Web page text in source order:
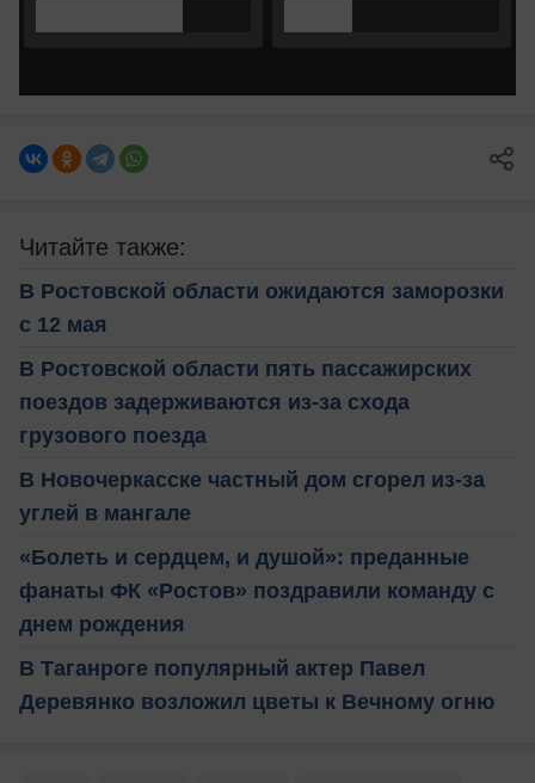
Читайте также:
В Ростовской области ожидаются заморозки
с 12 мая
В Ростовской области пять пассажирских
поездов задерживаются из-за схода
грузового поезда
В Новочеркасске частный дом сгорел из-за
углей в мангале
«Болеть и сердцем, и душой»: преданные
фанаты ФК «Ростов» поздравили команду с
днем рождения
В Таганроге популярный актер Павел
Деревянко возложил цветы к Вечному огню